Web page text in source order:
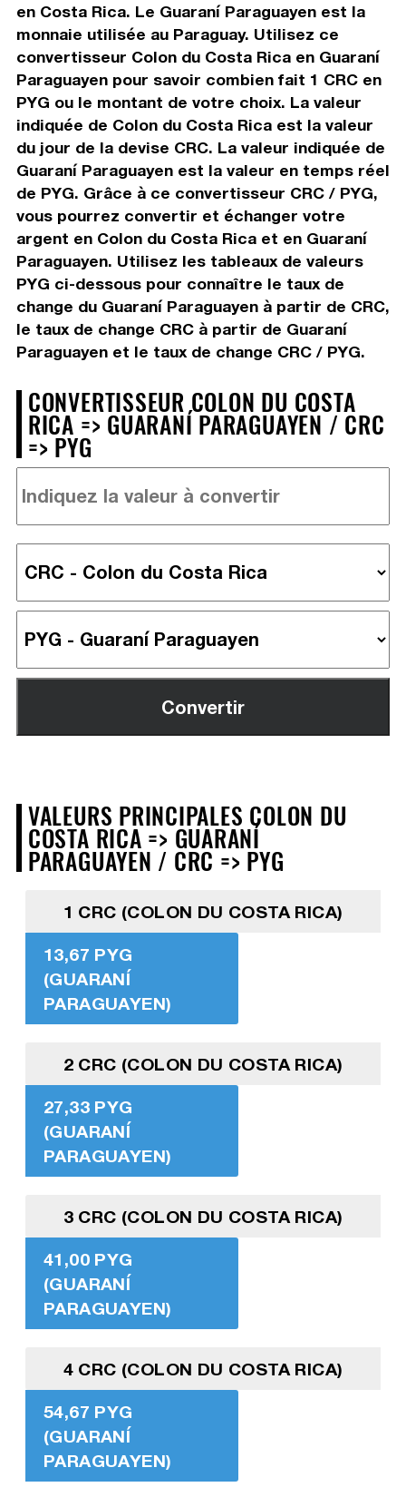
en Costa Rica. Le Guaraní Paraguayen est la
monnaie utilisée au Paraguay. Utilisez ce
convertisseur Colon du Costa Rica en Guaraní
Paraguayen pour savoir combien fait 1 CRC en
PYG ou le montant de votre choix. La valeur
indiquée de Colon du Costa Rica est la valeur
du jour de la devise CRC. La valeur indiquée de
Guaraní Paraguayen est la valeur en temps réel
de PYG. Grâce à ce convertisseur CRC / PYG,
vous pourrez convertir et échanger votre
argent en Colon du Costa Rica et en Guaraní
Paraguayen. Utilisez les tableaux de valeurs
PYG ci-dessous pour connaître le taux de
change du Guaraní Paraguayen à partir de CRC,
le taux de change CRC à partir de Guaraní
Paraguayen et le taux de change CRC / PYG.
CONVERTISSEUR COLON DU COSTA
RICA => GUARANÍ PARAGUAYEN / CRC
=> PYG
VALEURS PRINCIPALES COLON DU
COSTA RICA => GUARANÍ
PARAGUAYEN / CRC => PYG
1 CRC (COLON DU COSTA RICA)
13,67 PYG
(GUARANÍ
PARAGUAYEN)
2 CRC (COLON DU COSTA RICA)
27,33 PYG
(GUARANÍ
PARAGUAYEN)
3 CRC (COLON DU COSTA RICA)
41,00 PYG
(GUARANÍ
PARAGUAYEN)
4 CRC (COLON DU COSTA RICA)
54,67 PYG
(GUARANÍ
PARAGUAYEN)